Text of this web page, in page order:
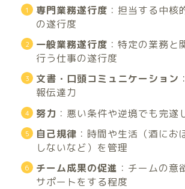
専門業務遂行度 ：担当する中核
の遂行度
一般業務遂行度 ：特定の業務と
行う仕事の遂行度
文書・口頭コミュニケーション
報伝達力
努力 ：悪い条件や逆境でも完遂
自己規律 ：時間や生活（酒にお
しないなど）を管理
チーム成果の促進 ：チームの意
サポートをする程度